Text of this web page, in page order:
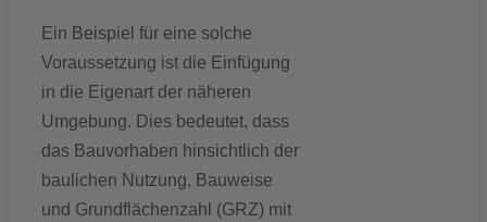
Ein Beispiel für eine solche
Voraussetzung ist die Einfügung
in die Eigenart der näheren
Umgebung. Dies bedeutet, dass
das Bauvorhaben hinsichtlich der
baulichen Nutzung, Bauweise
und Grundflächenzahl (GRZ) mit